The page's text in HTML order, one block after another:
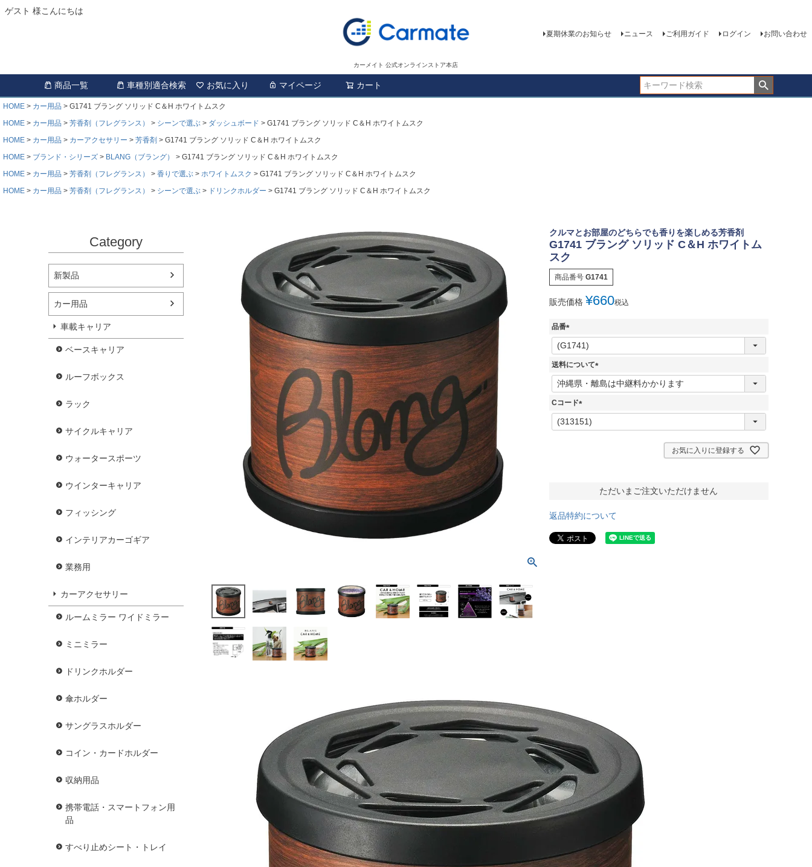
ゲスト 様こんにちは
カーメイト 公式オンラインストア本店
夏期休業のお知らせ ニュース ご利用ガイド ログイン お問い合わせ
商品一覧 車種別適合検索 お気に入り マイページ カート
HOME カー用品
G1741 ブラング ソリッド C＆H ホワイトムスク
HOME
カー用品 芳香剤（フレグランス） シーンで選ぶ ダッシュボード
G1741 ブラング ソリッド C＆H ホワイトムスク
HOME
カー用品 カーアクセサリー 芳香剤
G1741 ブラング ソリッド C＆H ホワイトムスク
HOME
ブランド・シリーズ BLANG（ブラング）
G1741 ブラング ソリッド C＆H ホワイトムスク
HOME
カー用品 芳香剤（フレグランス） 香りで選ぶ ホワイトムスク
G1741 ブラング ソリッド C＆H ホワイトムスク
HOME
カー用品 芳香剤（フレグランス） シーンで選ぶ ドリンクホルダー G1741 ブラング ソリッド C＆H ホワイトムスク
Category
新製品
カー用品
車載キャリア
ベースキャリア
ルーフボックス
ラック
サイクルキャリア
ウォータースポーツ
ウインターキャリア
フィッシング
インテリアカーゴギア
業務用
カーアクセサリー
ルームミラー ワイドミラー
ミニミラー
ドリンクホルダー
傘ホルダー
サングラスホルダー
コイン・カードホルダー
収納用品
携帯電話・スマートフォン用
品
すべり止めシート・トレイ
クルマとお部屋のどちらでも香りを楽しめる芳香剤
G1741 ブラング ソリッド C＆H ホワイトム
スク
商品番号 G1741
販売価格 ¥660税込
品番
(
必
須
送料について
(
必
Cコード
(
必
お気に入りに登録する
ただいまご注文いただけません
返品特約について